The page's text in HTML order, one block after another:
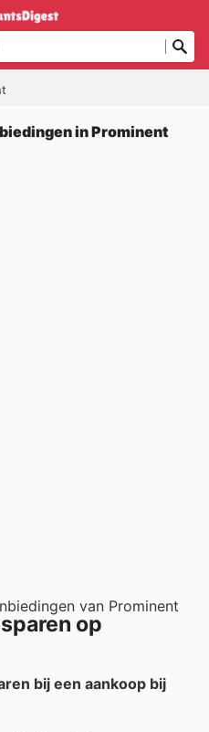
in Prominent
van Prominent
op
bij een aankoop bij